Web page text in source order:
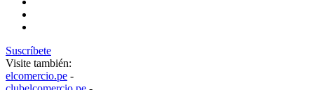
Suscríbete
Visite también:
elcomercio.pe -